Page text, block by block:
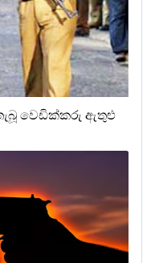
වෙඩික්කරු ඇතුළු